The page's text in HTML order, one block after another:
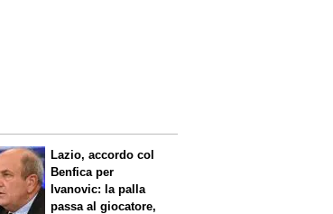
Lazio, accordo col
Benfica per
Ivanovic: la palla
passa al giocatore,